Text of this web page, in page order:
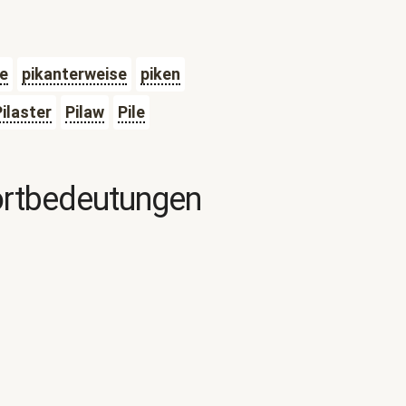
pikanterweise
piken
Pilaw Pile